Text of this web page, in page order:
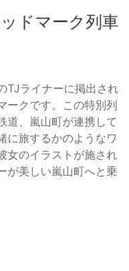
ドマーク列車
TJライナーに掲出され
ークです。この特別列
道、嵐山町が連携して
に旅するかのようなワ
女のイラストが施され
が美しい嵐山町へと乗